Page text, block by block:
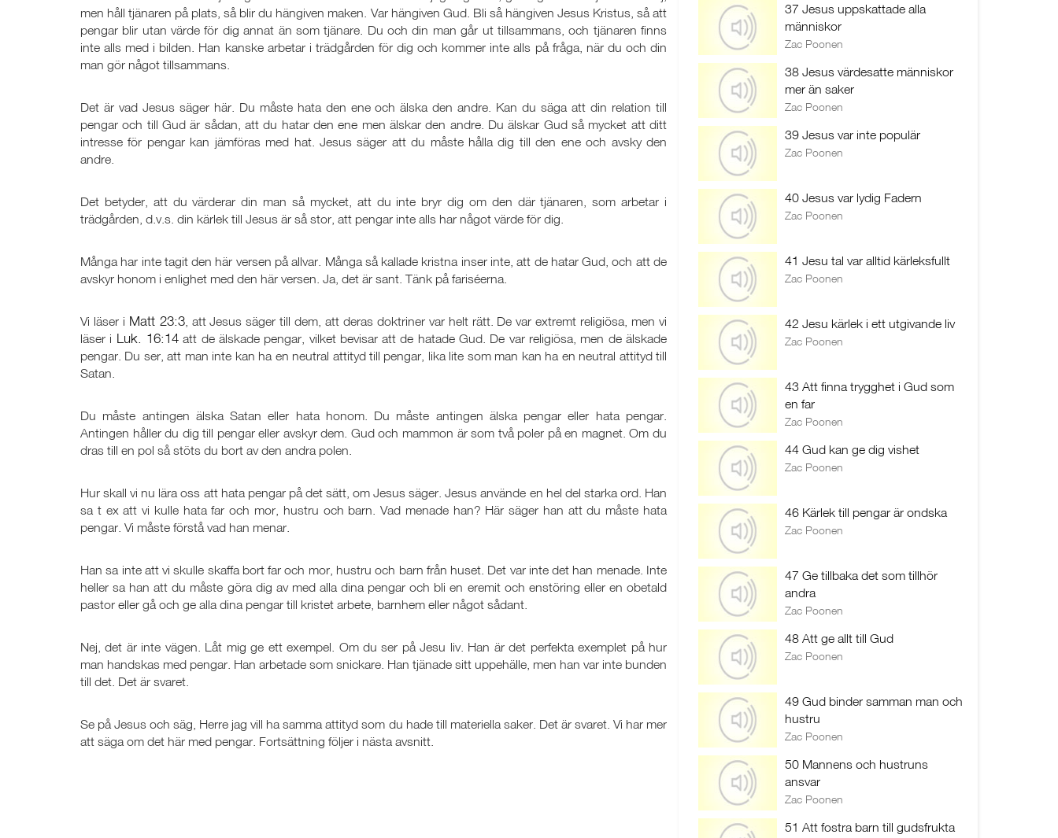
men håll tjänaren på plats, så blir du hängiven maken. Var hängiven Gud. Bli så hängiven Jesus Kristus, så att
pengar blir utan värde för dig annat än som tjänare. Du och din man går ut tillsammans, och tjänaren finns
inte alls med i bilden. Han kanske arbetar i trädgården för dig och kommer inte alls på fråga, när du och din
man gör något tillsammans.
Det är vad Jesus säger här. Du måste hata den ene och älska den andre. Kan du säga att din relation till
pengar och till Gud är sådan, att du hatar den ene men älskar den andre. Du älskar Gud så mycket att ditt
intresse för pengar kan jämföras med hat. Jesus säger att du måste hålla dig till den ene och avsky den
andre.
Det betyder, att du värderar din man så mycket, att du inte bryr dig om den där tjänaren, som arbetar i
trädgården, d.v.s. din kärlek till Jesus är så stor, att pengar inte alls har något värde för dig.
Många har inte tagit den här versen på allvar. Många så kallade kristna inser inte, att de hatar Gud, och att de
avskyr honom i enlighet med den här versen. Ja, det är sant. Tänk på fariséerna.
Vi läser i Matt 23:3, att Jesus säger till dem, att deras doktriner var helt rätt. De var extremt religiösa, men vi
läser i Luk. 16:14att de älskade pengar, vilket bevisar att de hatade Gud. De var religiösa, men de älskade
pengar. Du ser, att man inte kan ha en neutral attityd till pengar, lika lite som man kan ha en neutral attityd till
Satan.
Du måste antingen älska Satan eller hata honom. Du måste antingen älska pengar eller hata pengar.
Antingen håller du dig till pengar eller avskyr dem. Gud och mammon är som två poler på en magnet. Om du
dras till en pol så stöts du bort av den andra polen.
Hur skall vi nu lära oss att hata pengar på det sätt, om Jesus säger. Jesus använde en hel del starka ord. Han
sa t ex att vi kulle hata far och mor, hustru och barn. Vad menade han? Här säger han att du måste hata
pengar. Vi måste förstå vad han menar.
Han sa inte att vi skulle skaffa bort far och mor, hustru och barn från huset. Det var inte det han menade. Inte
heller sa han att du måste göra dig av med alla dina pengar och bli en eremit och enstöring eller en obetald
pastor eller gå och ge alla dina pengar till kristet arbete, barnhem eller något sådant.
Nej, det är inte vägen. Låt mig ge ett exempel. Om du ser på Jesu liv. Han är det perfekta exemplet på hur
man handskas med pengar. Han arbetade som snickare. Han tjänade sitt uppehälle, men han var inte bunden
till det. Det är svaret.
Se på Jesus och säg, Herre jag vill ha samma attityd som du hade till materiella saker. Det är svaret. Vi har mer
att säga om det här med pengar. Fortsättning följer i nästa avsnitt.
37 Jesus uppskattade alla
människor
Zac Poonen
38 Jesus värdesatte människor
mer än saker
Zac Poonen
39 Jesus var inte populär
Zac Poonen
40 Jesus var lydig Fadern
Zac Poonen
41 Jesu tal var alltid kärleksfullt
Zac Poonen
42 Jesu kärlek i ett utgivande liv
Zac Poonen
43 Att finna trygghet i Gud som
en far
Zac Poonen
44 Gud kan ge dig vishet
Zac Poonen
46 Kärlek till pengar är ondska
Zac Poonen
47 Ge tillbaka det som tillhör
andra
Zac Poonen
48 Att ge allt till Gud
Zac Poonen
49 Gud binder samman man och
hustru
Zac Poonen
50 Mannens och hustruns
ansvar
Zac Poonen
51 Att fostra barn till gudsfrukta